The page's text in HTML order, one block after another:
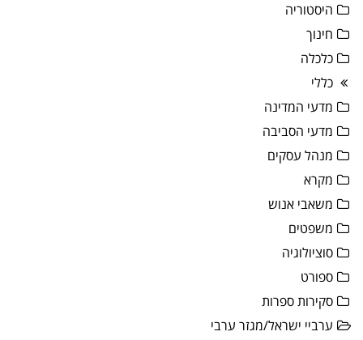
היסטוריה
חינוך
כלכלה
כללי
מדעי המדינה
מדעי הסביבה
מנהל עסקים
מקרא
משאבי אנוש
משפטים
סוציולוגיה
ספורט
סקירות ספרות
ערביי ישראל/מגזר ערבי